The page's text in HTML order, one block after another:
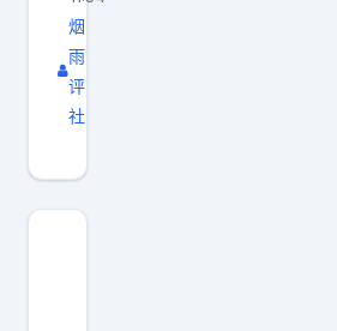
海
上
管
烟
雨
评
社